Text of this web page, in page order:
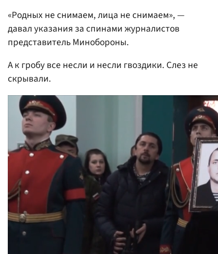
«Родных не снимаем, лица не снимаем», —
давал указания за спинами журналистов
представитель Минобороны.
А к гробу все несли и несли гвоздики. Слез не
скрывали.